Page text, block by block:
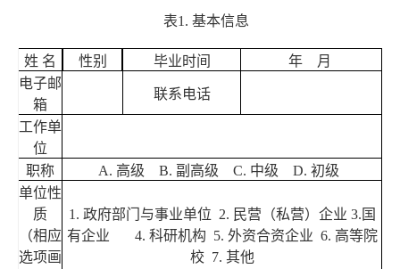
表1. 基本信息
姓 名 性别 毕业时间
年 月
电子邮
箱
联系电话
工作单
位
职称
A. 高级 B. 副高级 C. 中级 D. 初级
单位性
质
（相应
选项画
1. 政府部门与事业单位 2. 民营（私营）企业 3. 国
有企业 4. 科研机构 5. 外资合资企业 6. 高等院
校 7. 其他